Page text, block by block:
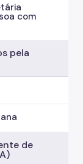
com
pela
de